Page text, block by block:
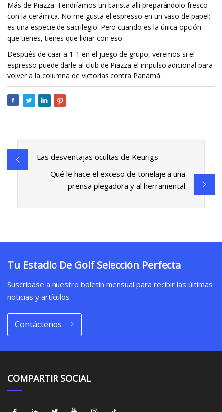
Más de Piazza: Tendríamos un barista allí preparándolo fresco
con la cerámica. No me gusta el espresso en un vaso de papel;
es una especie de sacrilegio. Pero cuando es la única opción
que tienes, tienes que lidiar con eso.
Después de caer a 1-1 en el juego de grupo, veremos si el
espresso puede darle al club de Piazza el impulso adicional para
volver a la columna de victorias contra Panamá.
Las desventajas ocultas de Keurigs
Qué le hace el exceso de tonelaje a una
prensa plegadora y al herramental
Tu Estadio De Golf Selección Perfecta
Suscríbase a nuestro boletín mensual para recibir las últimas
noticias y artículos
Contáctenos
COMPARTIR SOCIAL